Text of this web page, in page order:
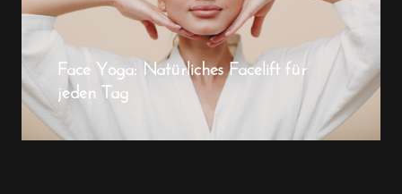
Face Yoga: Natürliches Facelift für
jeden Tag